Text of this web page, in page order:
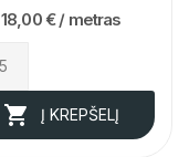
18,00 € / metras
 Į KREPŠELĮ